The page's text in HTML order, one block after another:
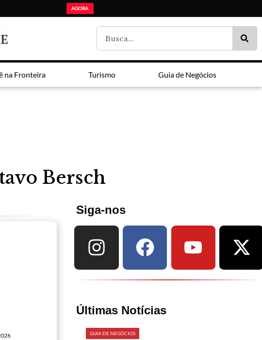
AGORA
na Fronteira Turismo Guia de Negócios
Bersch
Siga-nos
Últimas Notícias
GUIA DE NEGÓCIOS